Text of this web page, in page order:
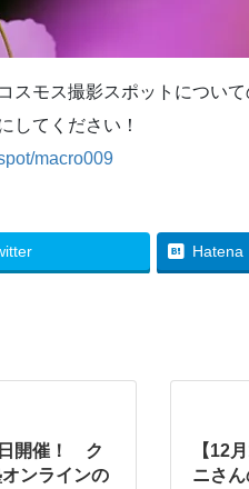
スモス撮影スポットについ
してください！
macro009
Hatena
日開催！ ク
ンラインの
【12
ニさ